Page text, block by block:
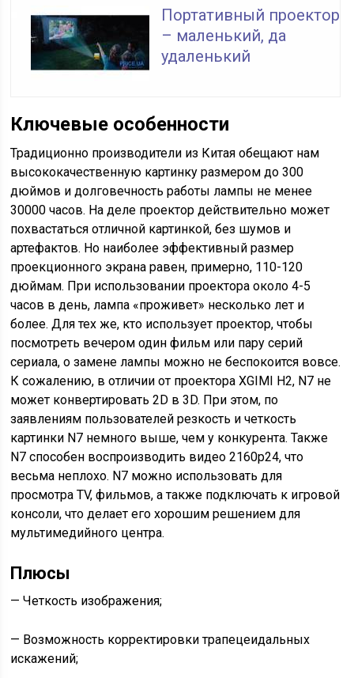
Портативный проектор
– маленький, да
удаленький
Ключевые особенности
Традиционно производители из Китая обещают нам
высококачественную картинку размером до 300
дюймов и долговечность работы лампы не менее
30000 часов. На деле проектор действительно может
похвастаться отличной картинкой, без шумов и
артефактов. Но наиболее эффективный размер
проекционного экрана равен, примерно, 110-120
дюймам. При использовании проектора около 4-5
часов в день, лампа «проживет» несколько лет и
более. Для тех же, кто использует проектор, чтобы
посмотреть вечером один фильм или пару серий
сериала, о замене лампы можно не беспокоится вовсе.
К сожалению, в отличии от проектора XGIMI H2, N7 не
может конвертировать 2D в 3D. При этом, по
заявлениям пользователей резкость и четкость
картинки N7 немного выше, чем у конкурента. Также
N7 способен воспроизводить видео 2160p24, что
весьма неплохо. N7 можно использовать для
просмотра TV, фильмов, а также подключать к игровой
консоли, что делает его хорошим решением для
мультимедийного центра.
Плюсы
— Четкость изображения;
— Возможность корректировки трапецеидальных
искажений;